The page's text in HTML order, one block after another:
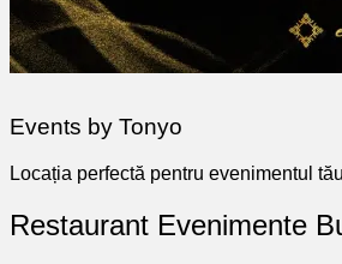
Events by Tonyo
Locația perfectă pentru evenimentul
Restaurant Evenimente